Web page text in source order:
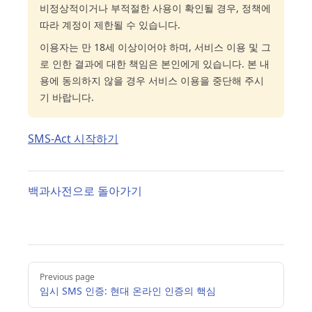
비정상적이거나 부적절한 사용이 확인될 경우, 정책에
따라 계정이 제한될 수 있습니다.
이용자는 만 18세 이상이어야 하며, 서비스 이용 및 그
로 인한 결과에 대한 책임은 본인에게 있습니다. 본 내
용에 동의하지 않을 경우 서비스 이용을 중단해 주시
기 바랍니다.
SMS-Act 시작하기
백과사전으로 돌아가기
Pager
Previous page
임시 SMS 인증: 현대 온라인 인증의 핵심